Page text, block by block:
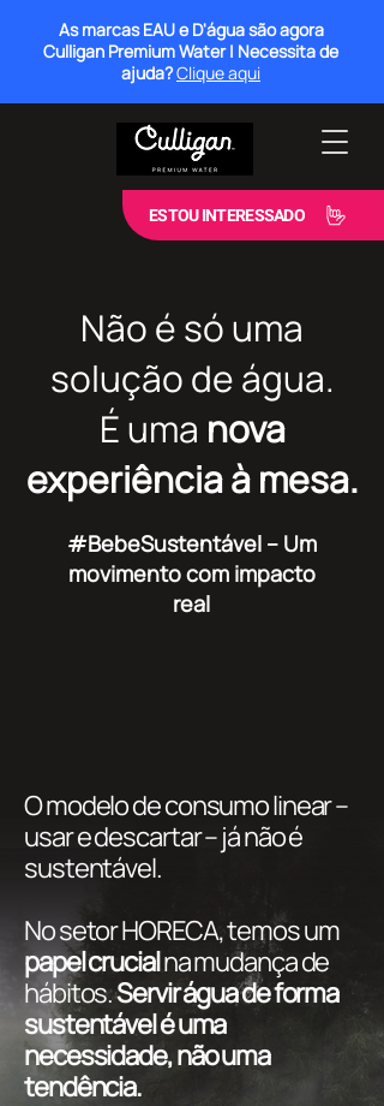
As marcas EAU e D'água são agora
Culligan Premium Water | Necessita de
ajuda?Clique aqui
ESTOU INTERESSADO
Não é só uma
solução de água.
É uma nova
experiência à mesa.
#BebeSustentável– Um
movimento com impacto
real
O modelo de consumo linear –
usar e descartar – já não é
sustentável.
No setor HORECA, temos um
papel crucialna mudança de
hábitos.Servir água de forma
sustentável é uma
necessidade, não uma
tendência.